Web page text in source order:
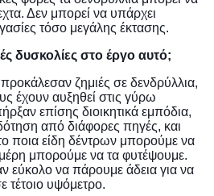
Δεν μπορεί να υπάρχει
τόσο μεγάλης έκτασης.
δυσκολίες στο έργο αυτό;
ζημιές σε δενδρύλλια,
έχουν αυξηθεί στις γύρω
επίσης διοικητικά εμπόδια,
από διάφορες πηγές, και
ποια είδη δέντρων μπορούμε να
μπορούμε να τα φυτέψουμε.
εύκολο να πάρουμε άδεια για να
τέτοιο υψόμετρο.